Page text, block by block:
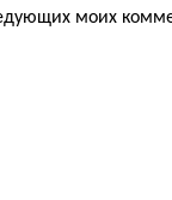
моих